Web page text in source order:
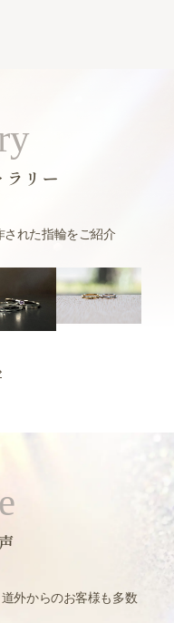
リー
された指輪をご紹介
外からのお客様も多数